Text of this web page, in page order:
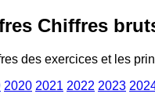
Chiffres
des exercices et les
2020 2021 2022 2023